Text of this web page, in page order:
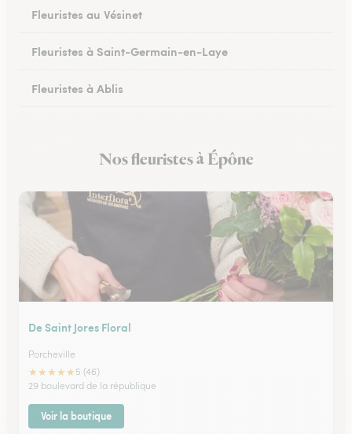
Fleuristes au Vésinet
Fleuristes à Saint-Germain-en-Laye
Fleuristes à Ablis
Fleuristes à VillepreuxNos fleuristes à Épône
De Saint Jores Floral
Porcheville
★★★★★ 5 (46)
29 boulevard de la république
Voir la boutique